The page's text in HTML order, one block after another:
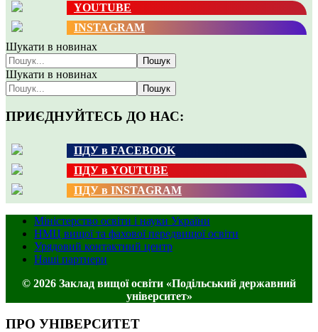
YOUTUBE
INSTAGRAM
Шукати в новинах
Пошук
Шукати в новинах
Пошук
ПРИЄДНУЙТЕСЬ ДО НАС:
ПДУ в FACEBOOK
ПДУ в YOUTUBE
ПДУ в INSTAGRAM
Міністерство освіти і науки України
НМЦ вищої та фахової передвищої освіти
Урядовий контактний центр
Наші партнери
© 2026 Заклад вищої освіти «Подільський державний
університет»
ПРО УНІВЕРСИТЕТ